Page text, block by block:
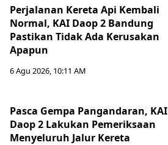
Perjalanan Kereta Api Kembali
Normal, KAI Daop 2 Bandung
Pastikan Tidak Ada Kerusakan
Apapun
6 Agu 2026, 10:11 AM
Pasca Gempa Pangandaran, KAI
Daop 2 Lakukan Pemeriksaan
Menyeluruh Jalur Kereta